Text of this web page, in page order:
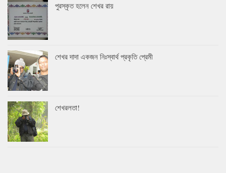
পুরস্কৃত হলেন শেখর রায়
শেখর দাদা একজন নিঃস্বার্থ প্রকৃতি প্রেমী
শেখরলতা!